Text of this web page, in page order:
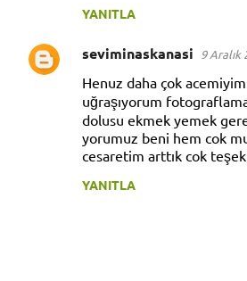
m
l
YANITLA
seviminaskanasi 9 Aralık
Henuz daha çok
uğraşıyorum
dolusu ekmek yemek
yorumuz beni hem cok
cesaretim arttık cok
YANITLA